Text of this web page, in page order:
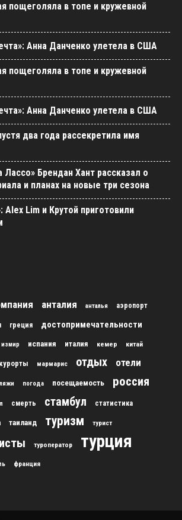
пощеголяла в топе и кружевной
Анна Данченко улетела в США
пощеголяла в топе и кружевной
Анна Данченко улетела в США
два года рассекретила имя
Брендан Хант рассказал о
и планах на новые три сезона
Alex Lim и Крутой приготовили
анталия анталья аэропорт
греция достопримечательности
измир испания италия кемер китай
курорты мармарис отдых
отели
погода посещаемость россия
смерть стамбул статистика
таиланд туризм турист
туроператор турция
франция